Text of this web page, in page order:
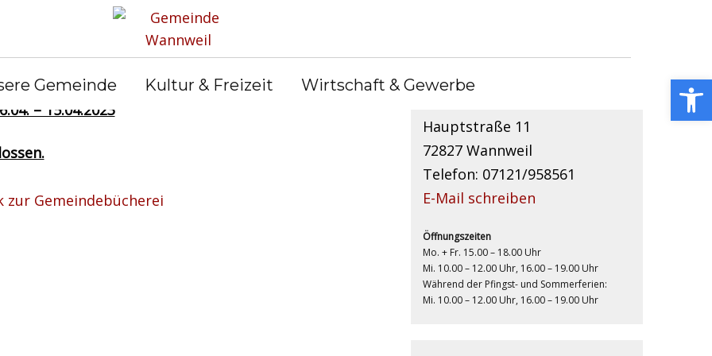
Gemeinde Kultur & Freizeit Wirtschaft & Gewerbe
– 15.04.2023
zur Gemeindebücherei
Hauptstraße 11
72827 Wannweil
Telefon: 07121/958561
E-Mail schreiben
Öffnungszeiten
Mo. + Fr. 15.00 – 18.00 Uhr
Mi. 10.00 – 12.00 Uhr, 16.00 – 19.00 Uhr
Während der Pfingst- und Sommerferien:
Mi. 10.00 – 12.00 Uhr, 16.00 – 19.00 Uhr
Open toolbar